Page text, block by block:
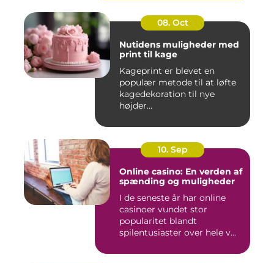
08. Oct
Nutidens muligheder med
print til kage
Kageprint er blevet en
populær metode til at løfte
kagedekoration til nye
højder...
10. Sep
Online casino: En verden af
spænding og muligheder
I de seneste år har online
casinoer vundet stor
popularitet blandt
spilentusiaster over hele v...